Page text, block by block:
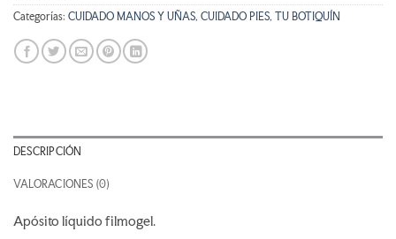
Categorías: CUIDADO MANOS Y UÑAS, CUIDADO PIES, TU BOTIQUÍN
DESCRIPCIÓN
VALORACIONES (0)
Apósito líquido filmogel.